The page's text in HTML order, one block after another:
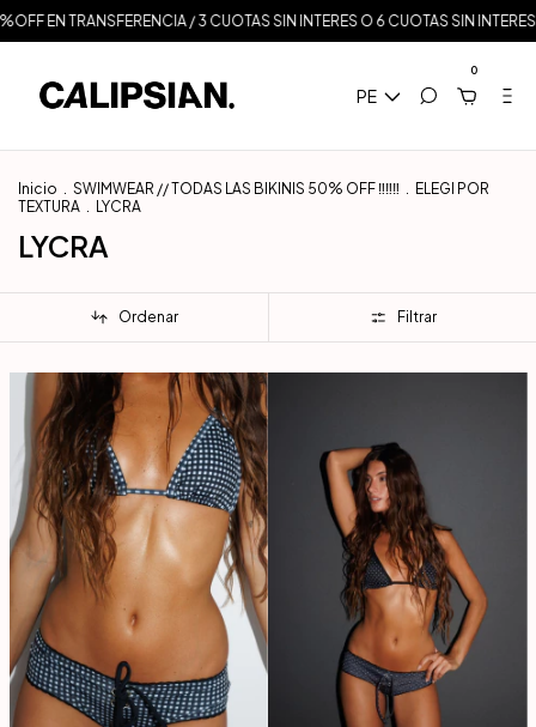
/ 3 CUOTAS SIN INTERES O 6 CUOTAS SIN INTERES A
PE
0
Inicio . SWIMWEAR // TODAS LAS BIKINIS 50% OFF ‼️‼️‼️ . ELEGI POR
TEXTURA . LYCRA
LYCRA
Ordenar Filtrar